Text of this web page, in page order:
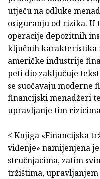
utječu na odluke
osiguranju od rizika. U
operacije depozitnih
ključnih karakteristika
američke industrije
peti dio zaključuje
se suočavaju moderne
financijski menadžeri
upravljanje tim
< Knjiga «Financijska
viđenje» namijenjena
stručnjacima, zatim
tržištima,